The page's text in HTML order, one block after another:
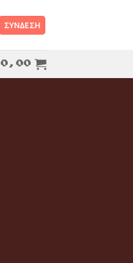
ΣΎΝΔΕΣΗ
0,00